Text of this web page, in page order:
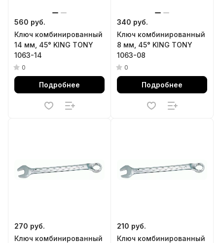
560 руб.
Ключ комбинированный
14 мм, 45° KING TONY
1063-14
0
Подробнее
340 руб.
Ключ комбинированный
8 мм, 45° KING TONY
1063-08
0
Подробнее
270 руб.
Ключ комбинированный
210 руб.
Ключ комбинированный